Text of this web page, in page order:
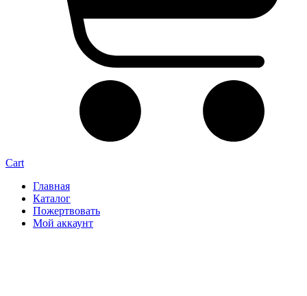
Cart
Главная
Каталог
Пожертвовать
Мой аккаунт